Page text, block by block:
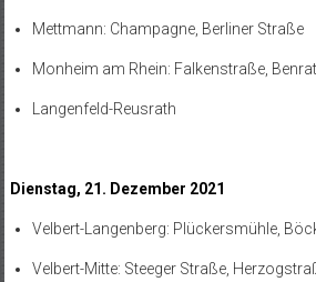
Mettmann: Champagne, Berliner Straße
Monheim am Rhein: Falkenstraße,
Langenfeld-Reusrath
Dienstag, 21. Dezember 2021
Velbert-Langenberg: Plückersmühle,
Velbert-Mitte: Steeger Straße,